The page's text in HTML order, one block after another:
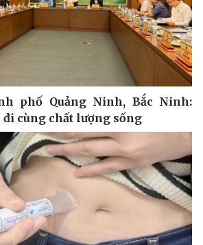
phố Quảng Ninh, Bắc Ninh:
cùng chất lượng sống